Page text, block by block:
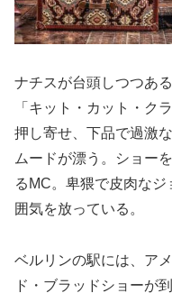
ナチスが台頭しつつあ
「キット・カット・ク
押し寄せ、下品で過激
ムードが漂う。ショー
るMC。卑猥で皮肉な
囲気を放っている。
ベルリンの駅には、ア
ド・ブラッドショーが